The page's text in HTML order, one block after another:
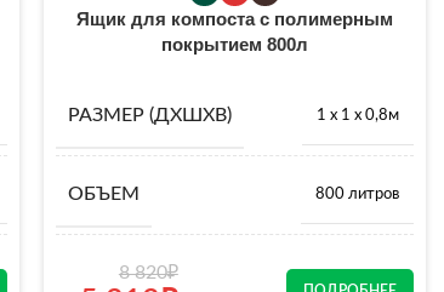
Ящик для компоста с полимерным
покрытием 800л
РАЗМЕР (ДХШХВ) 1 х 1 х 0,8м
ОБЪЕМ 800 литров
8 820₽